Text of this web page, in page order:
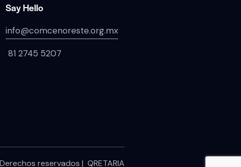
Say Hello
info@comcenoreste.org.mx
81 2745 5207
Derechos reservados | QRETARIA